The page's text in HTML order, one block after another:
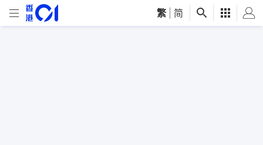
繁 简